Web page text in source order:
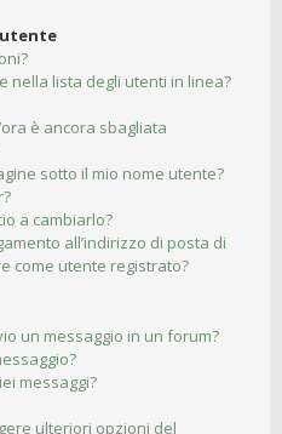
nella lista degli utenti in linea?
è ancora sbagliata
sotto il mio nome utente?
a cambiarlo?
all’indirizzo di posta di
come utente registrato?
un messaggio in un forum?
messaggi?
ulteriori opzioni del